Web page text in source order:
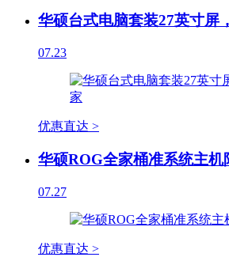
华硕台式电脑套装27英寸屏
07.23
优惠直达 >
华硕ROG全家桶准系统主机
07.27
优惠直达 >